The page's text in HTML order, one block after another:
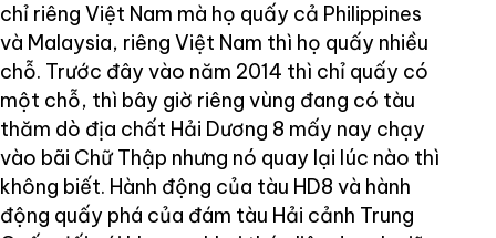
chỉ riêng Việt Nam mà họ quấy cả Philippines
và Malaysia, riêng Việt Nam thì họ quấy nhiều
chỗ. Trước đây vào năm 2014 thì chỉ quấy có
một chỗ, thì bây giờ riêng vùng đang có tàu
thăm dò địa chất Hải Dương 8 mấy nay chạy
vào bãi Chữ Thập nhưng nó quay lại lúc nào thì
không biết. Hành động của tàu HD8 và hành
động quấy phá của đám tàu Hải cảnh Trung